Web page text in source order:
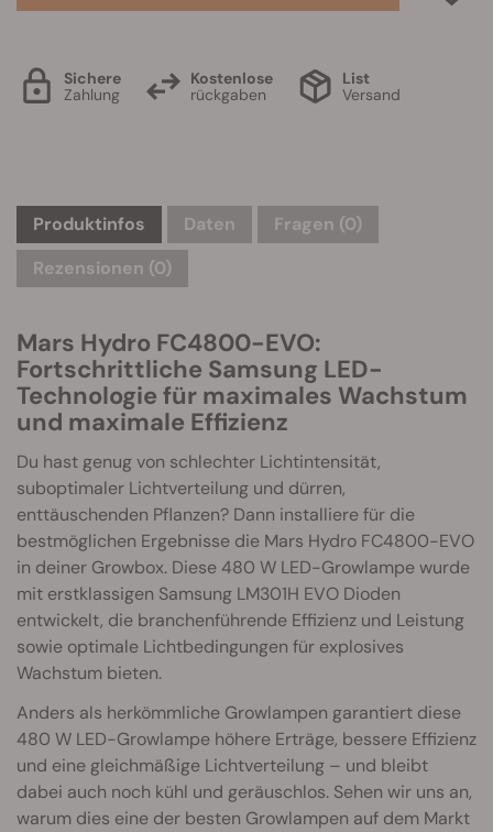
Sichere
Zahlung
Kostenlose
rückgaben
List
Versand
Produktinfos Daten Fragen (0)
Rezensionen (0)
Mars Hydro FC4800-EVO:
Fortschrittliche Samsung LED-
Technologie für maximales Wachstum
und maximale Effizienz
Du hast genug von schlechter Lichtintensität,
suboptimaler Lichtverteilung und dürren,
enttäuschenden Pflanzen? Dann installiere für die
bestmöglichen Ergebnisse die Mars Hydro FC4800-EVO
in deiner Growbox. Diese 480 W LED-Growlampe wurde
mit erstklassigen Samsung LM301H EVO Dioden
entwickelt, die branchenführende Effizienz und Leistung
sowie optimale Lichtbedingungen für explosives
Wachstum bieten.
Anders als herkömmliche Growlampen garantiert diese
480 W LED-Growlampe höhere Erträge, bessere Effizienz
und eine gleichmäßige Lichtverteilung – und bleibt
dabei auch noch kühl und geräuschlos. Sehen wir uns an,
warum dies eine der besten Growlampen auf dem Markt